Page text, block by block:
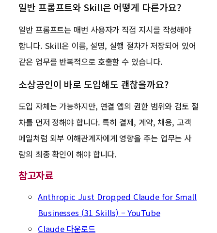
일반 프롬프트와 Skill은 어떻게 다른가요?
일반 프롬프트는 매번 사용자가 직접 지시를 작성해야
합니다. Skill은 이름, 설명, 실행 절차가 저장되어 있어
같은 업무를 반복적으로 호출할 수 있습니다.
소상공인이 바로 도입해도 괜찮을까요?
도입 자체는 가능하지만, 연결 앱의 권한 범위와 검토 절
차를 먼저 정해야 합니다. 특히 결제, 계약, 채용, 고객
메일처럼 외부 이해관계자에게 영향을 주는 업무는 사
람의 최종 확인이 해야 합니다.
참고자료
Anthropic Just Dropped Claude for Small
Businesses (31 Skills) – YouTube
Claude 다운로드